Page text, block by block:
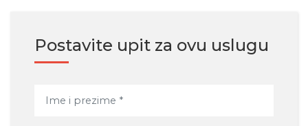
Postavite upit za ovu uslugu